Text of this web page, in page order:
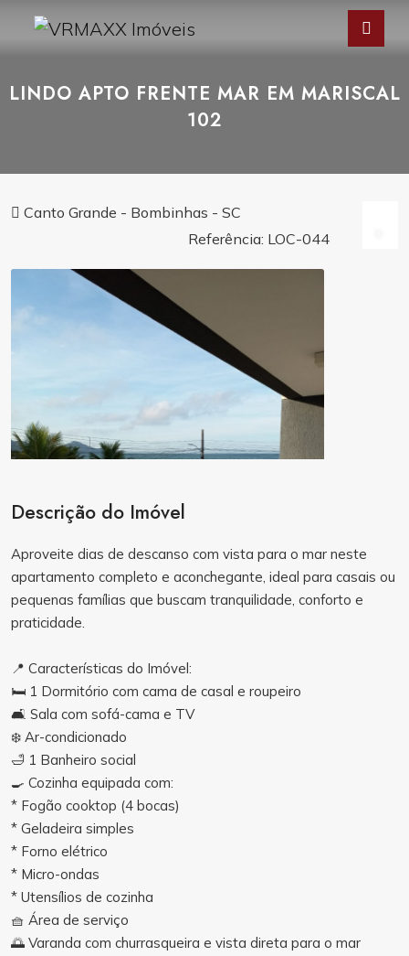
LINDO APTO FRENTE MAR EM MARISCAL
102
Canto Grande - Bombinhas - SC
Referência: LOC-044
Descrição do Imóvel
Aproveite dias de descanso com vista para o mar neste
apartamento completo e aconchegante, ideal para casais ou
pequenas famílias que buscam tranquilidade, conforto e
praticidade.
📍 Características do Imóvel:
🛏️ 1 Dormitório com cama de casal e roupeiro
🛋️ Sala com sofá-cama e TV
❄️ Ar-condicionado
🛁 1 Banheiro social
🍳 Cozinha equipada com:
* Fogão cooktop (4 bocas)
* Geladeira simples
* Forno elétrico
* Micro-ondas
* Utensílios de cozinha
🧺 Área de serviço
🌅 Varanda com churrasqueira e vista direta para o mar